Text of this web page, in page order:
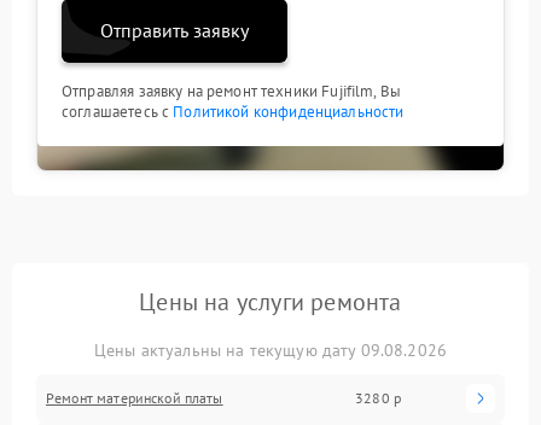
Отправить заявку
Отправляя заявку на ремонт техники Fujifilm, Вы
соглашаетесь с Политикой конфиденциальности
Цены на услуги ремонта
Цены актуальны на текущую дату 09.08.2026
Ремонт материнской платы 3280 р